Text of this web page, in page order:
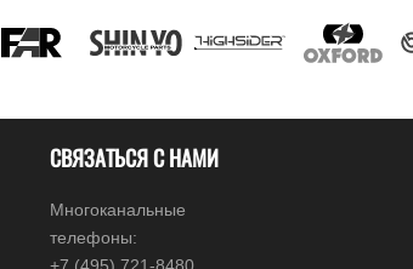
СВЯЗАТЬСЯ С НАМИ
Многоканальные
телефоны:
+7 (495) 721-8480